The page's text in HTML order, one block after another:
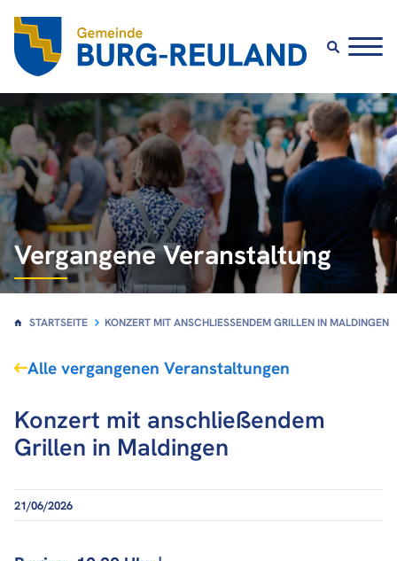
Vergangene Veranstaltung
STARTSEITE KONZERT MIT ANSCHLIESSENDEM GRILLEN IN MALDINGEN
Alle vergangenen Veranstaltungen
Konzert mit anschließendem
Grillen in Maldingen
21/06/2026